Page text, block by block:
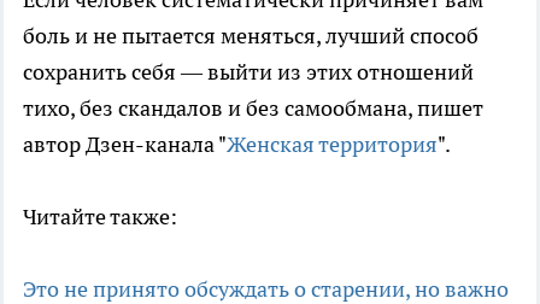
боль и не пытается меняться, лучший способ
сохранить себя — выйти из этих отношений
тихо, без скандалов и без самообмана, пишет
автор Дзен-канала "Женская территория".
Читайте также:
Это не принято обсуждать о старении, но важно